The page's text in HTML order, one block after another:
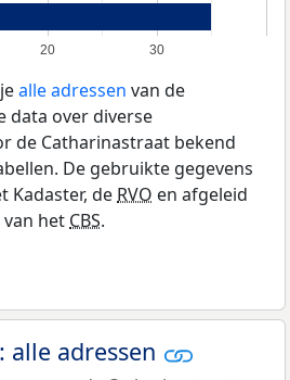
20 30
alle adressen van de
data over diverse
de Catharinastraat bekend
De gebruikte gegevens
Kadaster, deRVO en afgeleid
hetCBS.
alle adressen